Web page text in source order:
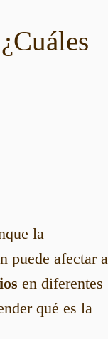
la
puede afectar a
en diferentes
qué es la